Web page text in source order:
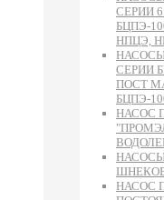
СЕРИИ
БЦПЭ-
НПЦЭ,
СЕРИИ
ПОСТ
БЦПЭ-
НАСОС
НАСОС